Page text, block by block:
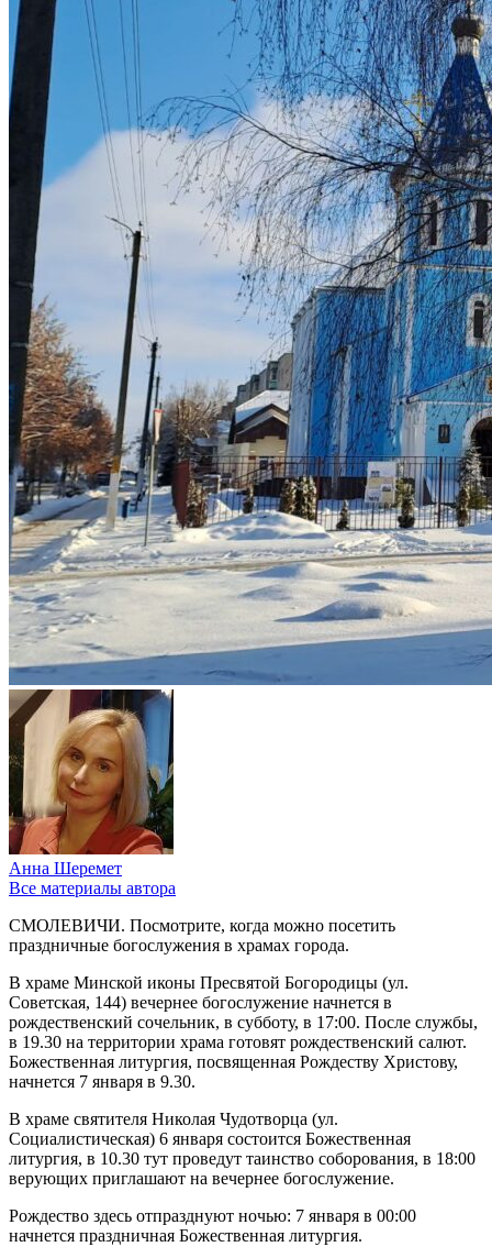
Анна Шеремет
Все материалы автора
СМОЛЕВИЧИ. Посмотрите, когда можно посетить
праздничные богослужения в храмах города.
В храме Минской иконы Пресвятой Богородицы (ул.
Советская, 144) вечернее богослужение начнется в
рождественский сочельник, в субботу, в 17:00. После службы,
в 19.30 на территории храма готовят рождественский салют.
Божественная литургия, посвященная Рождеству Христову,
начнется 7 января в 9.30.
В храме святителя Николая Чудотворца (ул.
Социалистическая) 6 января состоится Божественная
литургия, в 10.30 тут проведут таинство соборования, в 18:00
верующих приглашают на вечернее богослужение.
Рождество здесь отпразднуют ночью: 7 января в 00:00
начнется праздничная Божественная литургия.